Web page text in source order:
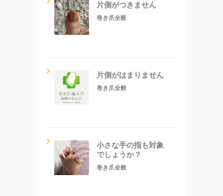
片側がつきません
巻き爪全般
片側がはまりません
巻き爪全般
小さな手の指も対象
でしょうか？
巻き爪全般